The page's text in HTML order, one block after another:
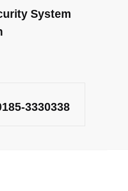
System
3330338